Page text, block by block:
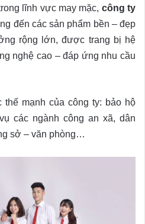
lĩnh vực may mặc, công ty
đến các sản phẩm bền – đẹp
rộng lớn, được trang bị hệ
nghệ cao – đáp ứng nhu cầu
thế mạnh của công ty: bảo hộ
các ngành công an xã, dân
sở – văn phòng…